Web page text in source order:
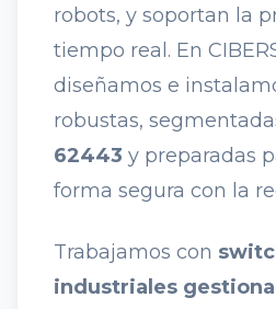
robots, y soportan la
tiempo real. En
diseñamos e
robustas,
62443 y preparadas
forma segura con la
Trabajamos con
industriales